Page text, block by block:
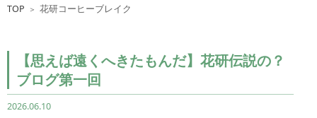
TOP ＞ 花研コーヒーブレイク
【思えば遠くへきたもんだ】花研伝説の？
ブログ第一回
2026.06.10